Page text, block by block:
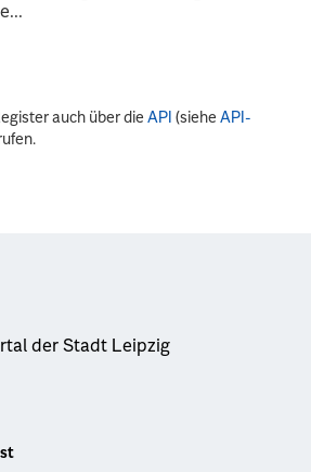
auch über dieAPI (sieheAPI-
der Stadt Leipzig